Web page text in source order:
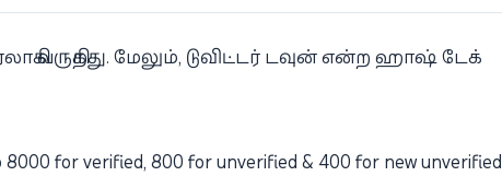
வருகிறது. மேலும், டுவிட்டர் டவுன் என்ற ஹாஷ் டேக்
8000 for verified, 800 for unverified & 400 for new unverified